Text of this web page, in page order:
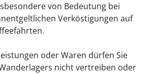
von Bedeutung bei
Verköstigungen auf
oder Waren dürfen Sie
nicht vertreiben oder